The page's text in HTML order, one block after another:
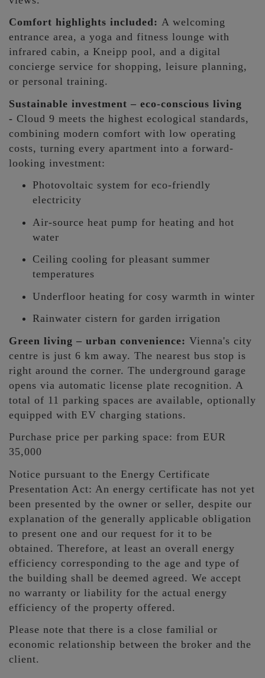
Comfort highlights included: A welcoming
entrance area, a yoga and fitness lounge with
infrared cabin, a Kneipp pool, and a digital
concierge service for shopping, leisure planning,
or personal training.
Sustainable investment – eco-conscious living
- Cloud 9 meets the highest ecological standards,
combining modern comfort with low operating
costs, turning every apartment into a forward-
looking investment:
Photovoltaic system for eco-friendly
electricity
Air-source heat pump for heating and hot
water
Ceiling cooling for pleasant summer
temperatures
Underfloor heating for cosy warmth in winter
Rainwater cistern for garden irrigation
Green living – urban convenience: Vienna's city
centre is just 6 km away. The nearest bus stop is
right around the corner. The underground garage
opens via automatic license plate recognition. A
total of 11 parking spaces are available, optionally
equipped with EV charging stations.
Purchase price per parking space: from EUR
35,000
Notice pursuant to the Energy Certificate
Presentation Act: An energy certificate has not yet
been presented by the owner or seller, despite our
explanation of the generally applicable obligation
to present one and our request for it to be
obtained. Therefore, at least an overall energy
efficiency corresponding to the age and type of
the building shall be deemed agreed. We accept
no warranty or liability for the actual energy
efficiency of the property offered.
Please note that there is a close familial or
economic relationship between the broker and the
client.